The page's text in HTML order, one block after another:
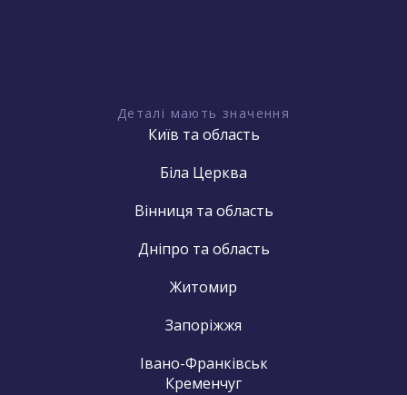
Деталі мають значення
Київ та область
Біла Церква
Вінниця та область
Дніпро та область
Житомир
Запоріжжя
Івано-Франківськ
Кременчуг